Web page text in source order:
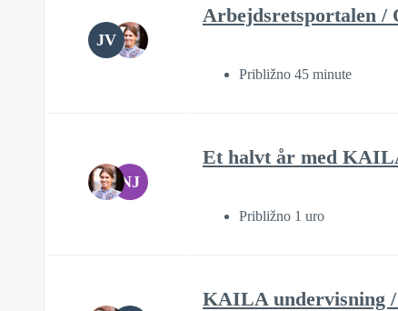
JV
Arbejdsretsportalen /
Približno 45 minute
NJ
Et halvt år med
Približno 1 uro
KAILA undervisning